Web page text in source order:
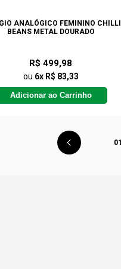
ANALÓGICO FEMININO CHILLI
BEANS METAL DOURADO
R$ 499,98
ou 6x R$ 83,33
Adicionar ao Carrinho
01